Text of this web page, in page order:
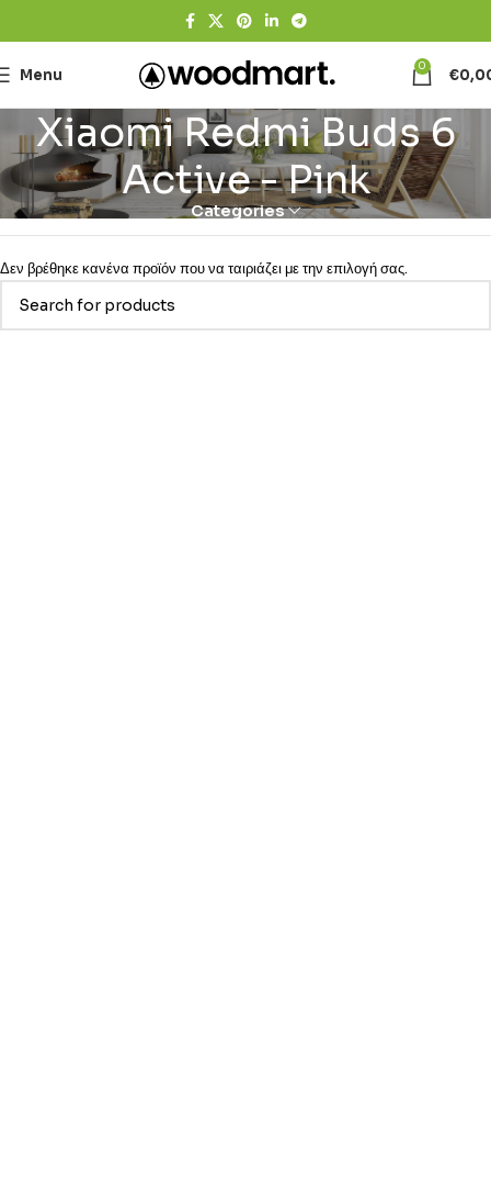
Menu 0 €
Xiaomi Redmi Buds 6
Active - Pink
Categories
Δεν βρέθηκε κανένα προϊόν που να ταιριάζει με την επιλογή σας.